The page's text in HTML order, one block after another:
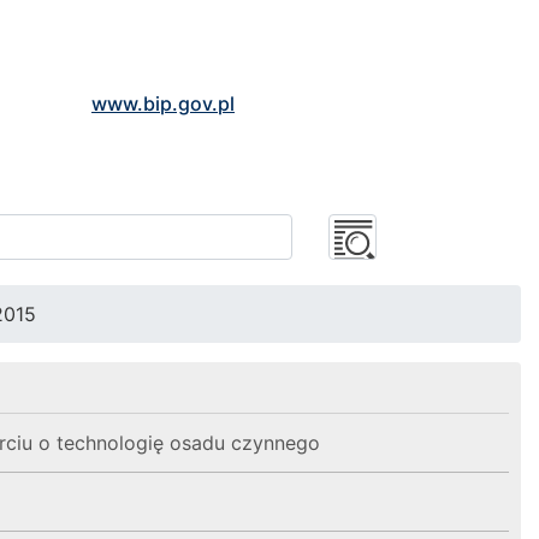
www.bip.gov.pl
o technologię osadu czynnego